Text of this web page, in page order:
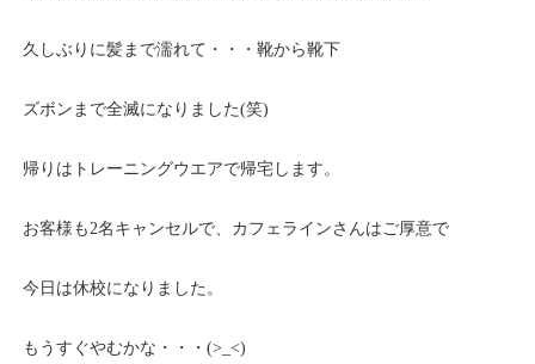
久しぶりに髪まで濡れて・・・靴から靴下
ズボンまで全滅になりました(笑)
帰りはトレーニングウエアで帰宅します。
お客様も2名キャンセルで、カフェラインさんはご厚意で
今日は休校になりました。
もうすぐやむかな・・・(>_<)